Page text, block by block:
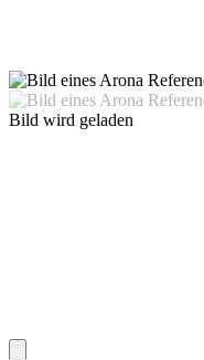
Bild wird geladen